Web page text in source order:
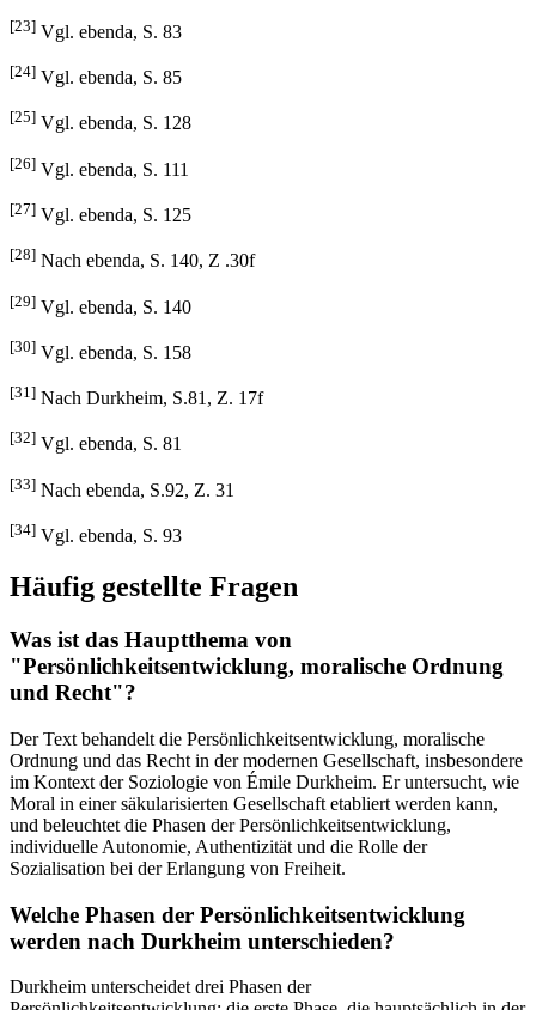
[23] Vgl. ebenda, S. 83
[24] Vgl. ebenda, S. 85
[25] Vgl. ebenda, S. 128
[26] Vgl. ebenda, S. 111
[27] Vgl. ebenda, S. 125
[28] Nach ebenda, S. 140, Z .30f
[29] Vgl. ebenda, S. 140
[30] Vgl. ebenda, S. 158
[31] Nach Durkheim, S.81, Z. 17f
[32] Vgl. ebenda, S. 81
[33] Nach ebenda, S.92, Z. 31
[34] Vgl. ebenda, S. 93
Häufig gestellte Fragen
Was ist das Hauptthema von
"Persönlichkeitsentwicklung, moralische Ordnung
und Recht"?
Der Text behandelt die Persönlichkeitsentwicklung, moralische
Ordnung und das Recht in der modernen Gesellschaft, insbesondere
im Kontext der Soziologie von Émile Durkheim. Er untersucht, wie
Moral in einer säkularisierten Gesellschaft etabliert werden kann,
und beleuchtet die Phasen der Persönlichkeitsentwicklung,
individuelle Autonomie, Authentizität und die Rolle der
Sozialisation bei der Erlangung von Freiheit.
Welche Phasen der Persönlichkeitsentwicklung
werden nach Durkheim unterschieden?
Durkheim unterscheidet drei Phasen der